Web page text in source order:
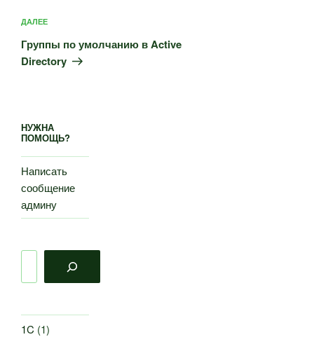
Следующая
запись
ДАЛЕЕ
Группы по умолчанию в Active
Directory
НУЖНА
ПОМОЩЬ?
Написать
сообщение
админу
1C (1)